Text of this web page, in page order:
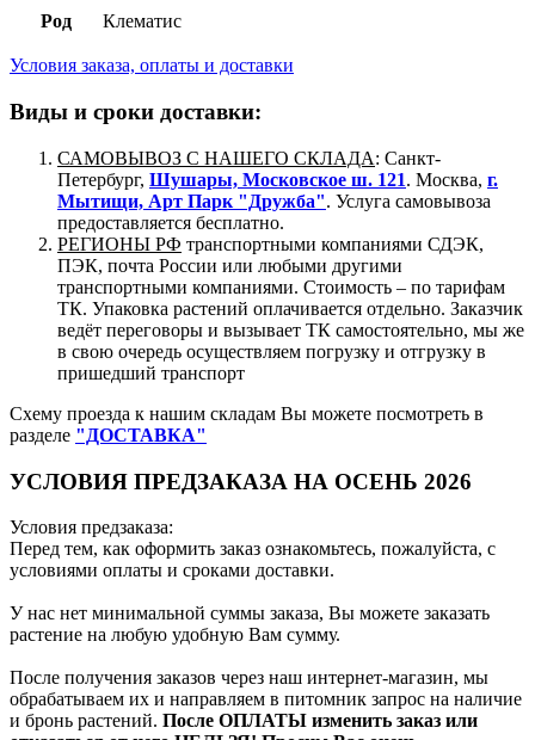
Род Клематис
Условия заказа, оплаты и доставки
Виды и сроки доставки:
САМОВЫВОЗ С НАШЕГО СКЛАДА: Санкт-
Петербург, Шушары, Московское ш. 121. Москва, г.
Мытищи, Арт Парк "Дружба". Услуга самовывоза
предоставляется бесплатно.
РЕГИОНЫ РФ транспортными компаниями СДЭК,
ПЭК, почта России или любыми другими
транспортными компаниями. Стоимость – по тарифам
ТК. Упаковка растений оплачивается отдельно. Заказчик
ведёт переговоры и вызывает ТК самостоятельно, мы же
в свою очередь осуществляем погрузку и отгрузку в
пришедший транспорт
Схему проезда к нашим складам Вы можете посмотреть в
разделе "ДОСТАВКА"
УСЛОВИЯ ПРЕДЗАКАЗА НА ОСЕНЬ 2026
Условия предзаказа:
Перед тем, как оформить заказ ознакомьтесь, пожалуйста, с
условиями оплаты и сроками доставки.
У нас нет минимальной суммы заказа, Вы можете заказать
растение на любую удобную Вам сумму.
После получения заказов через наш интернет-магазин, мы
обрабатываем их и направляем в питомник запрос на наличие
и бронь растений. После ОПЛАТЫ изменить заказ или